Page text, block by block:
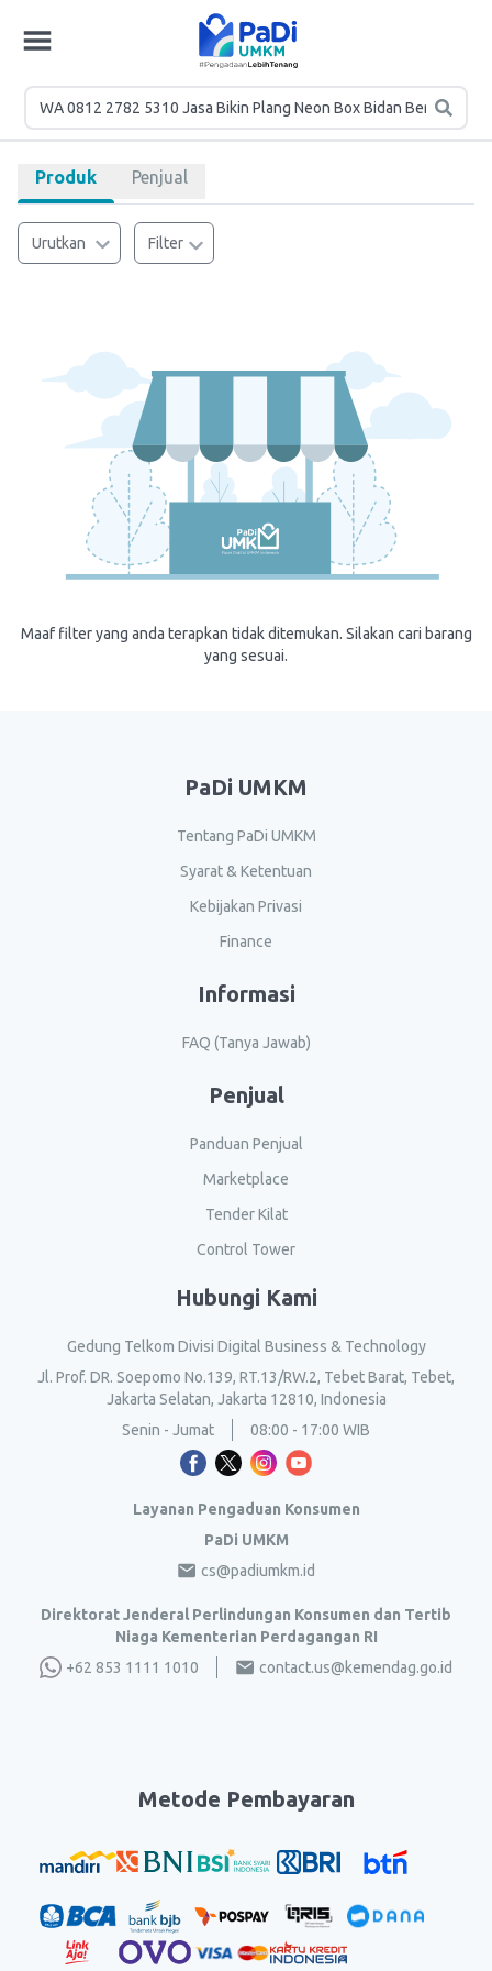
Produk Penjual
Urutkan Filter
Maaf filter yang anda terapkan tidak ditemukan. Silakan cari barang
yang sesuai.
PaDi UMKM
Tentang PaDi UMKM
Syarat & Ketentuan
Kebijakan Privasi
Finance
Informasi
FAQ (Tanya Jawab)
Penjual
Panduan Penjual
Marketplace
Tender Kilat
Control Tower
Hubungi Kami
Gedung Telkom Divisi Digital Business & Technology
Jl. Prof. DR. Soepomo No.139, RT.13/RW.2, Tebet Barat, Tebet,
Jakarta Selatan, Jakarta 12810, Indonesia
Senin - Jumat
08:00 - 17:00 WIB
Layanan Pengaduan Konsumen
PaDi UMKM
cs@padiumkm.id
Direktorat Jenderal Perlindungan Konsumen dan Tertib
Niaga Kementerian Perdagangan RI
+62 853 1111 1010
contact.us@kemendag.go.id
Metode Pembayaran